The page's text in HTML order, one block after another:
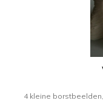
4 kleine